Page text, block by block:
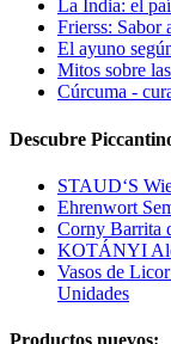
La India: el
Frierss: Sabor
El ayuno
Mitos sobre
Cúrcuma -
Descubre
STAUD‘S
Ehrenwort
Corny Barrita
KOTÁNYI
Vasos de
Unidades